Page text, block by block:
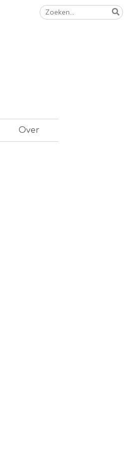
Zoeken
naar:
Over